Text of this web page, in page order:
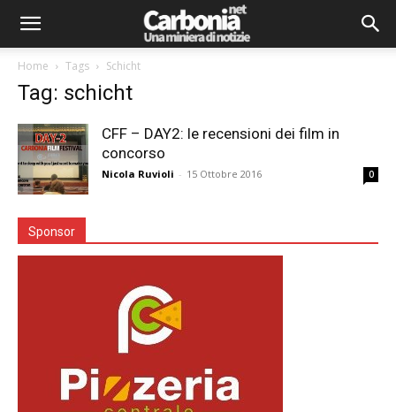
Home Tags Schicht
Tag: schicht
CFF – DAY2: le recensioni dei film in
concorso
Nicola Ruvioli - 15 Ottobre 2016 0
Sponsor